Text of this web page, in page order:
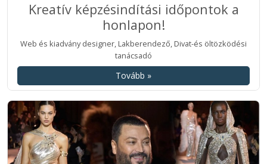
Kreatív képzésindítási időpontok a
honlapon!
Web és kiadvány designer, Lakberendező, Divat-és öltözködési
tanácsadó
Tovább »